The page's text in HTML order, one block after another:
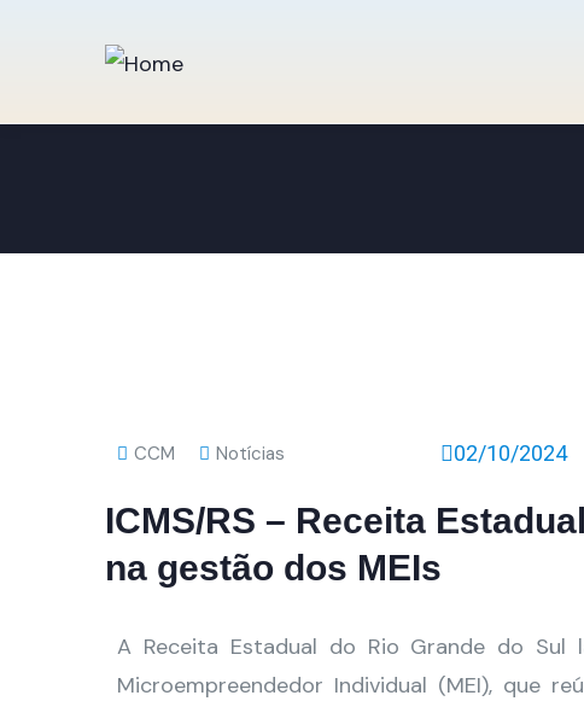
CCM Notícias 02/10/2024
ICMS/RS – Receita
na gestão dos MEIs
A Receita Estadual do Rio Grande do
Microempreendedor Individual (MEI), que